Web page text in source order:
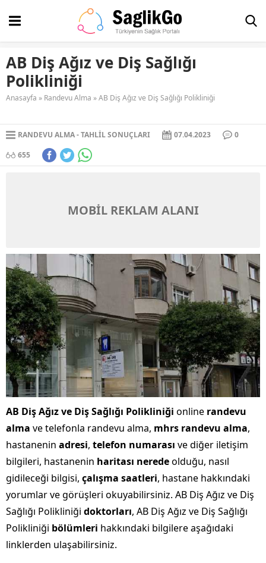
AB Diş Ağız ve Diş Sağlığı
Polikliniği
Anasayfa » Randevu Alma »AB Diş Ağız ve Diş Sağlığı Polikliniği
RANDEVU ALMA TAHLIL SONUÇLARI 07.04.2023
0
655
MOBİL REKLAM ALANI
AB Diş Ağız ve Diş Sağlığı Polikliniği online randevu
alma ve telefonla randevu alma, mhrs randevu alma,
hastanenin adresi, telefon numarası ve diğer iletişim
bilgileri, hastanenin haritası neredeolduğu, nasıl
gidileceği bilgisi, çalışma saatleri, hastane hakkındaki
yorumlar ve görüşleri okuyabilirsiniz. AB Diş Ağız ve Diş
Sağlığı Polikliniği doktorları, AB Diş Ağız ve Diş Sağlığı
Polikliniği bölümleri hakkındaki bilgilere aşağıdaki
linklerden ulaşabilirsiniz.